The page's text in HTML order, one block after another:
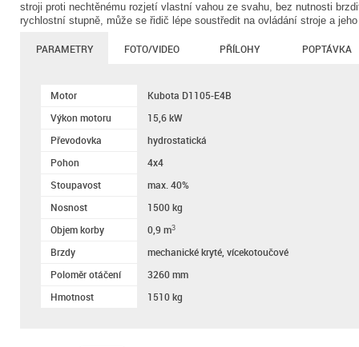
stroji proti nechtěnému rozjetí vlastní vahou ze svahu, bez nutnosti
rychlostní stupně, může se řidič lépe soustředit na ovládání stroje a
PARAMETRY FOTO/VIDEO PŘÍLOHY POPTÁVKA
Motor
Kubota D1105-E4B
Výkon motoru
15,6 kW
Převodovka
hydrostatická
Pohon
4x4
Stoupavost
max. 40%
Nosnost
1500 kg
Objem korby
0,9 m3
Brzdy
mechanické kryté, vícekotoučové
Poloměr otáčení
3260 mm
Hmotnost
1510 kg